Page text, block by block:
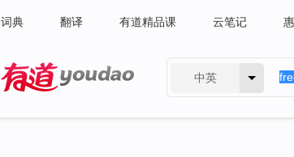
词典 翻译 有道精品课 云笔记
中英